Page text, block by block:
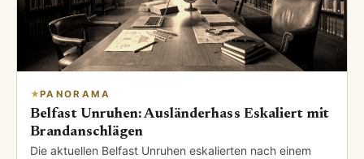
PANORAMA
Belfast Unruhen: Ausländerhass Eskaliert mit
Brandanschlägen
Die aktuellen Belfast Unruhen eskalierten nach einem